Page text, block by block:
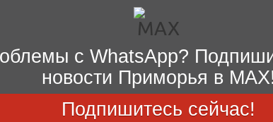
с WhatsApp?
новости Приморья в MAX!
Подпишитесь сейчас!